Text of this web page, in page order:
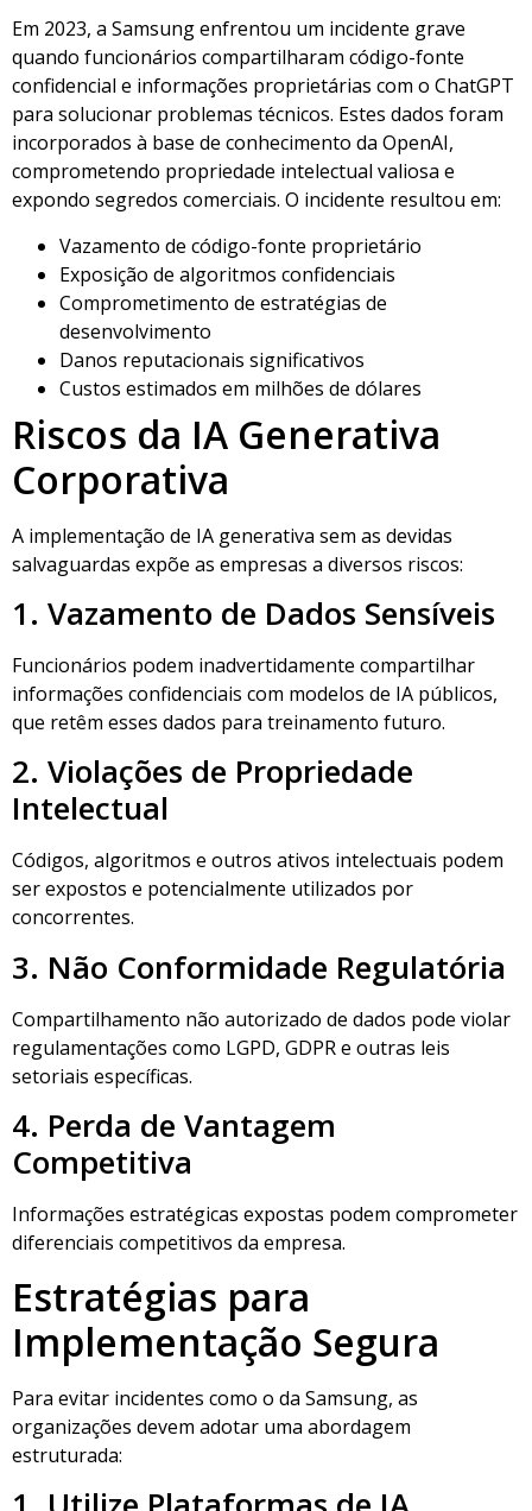
Em 2023, a Samsung enfrentou um incidente grave
quando funcionários compartilharam código-fonte
confidencial e informações proprietárias com o ChatGPT
para solucionar problemas técnicos. Estes dados foram
incorporados à base de conhecimento da OpenAI,
comprometendo propriedade intelectual valiosa e
expondo segredos comerciais. O incidente resultou em:
Vazamento de código-fonte proprietário
Exposição de algoritmos confidenciais
Comprometimento de estratégias de
desenvolvimento
Danos reputacionais significativos
Custos estimados em milhões de dólares
Riscos da IA Generativa
Corporativa
A implementação de IA generativa sem as devidas
salvaguardas expõe as empresas a diversos riscos:
1. Vazamento de Dados Sensíveis
Funcionários podem inadvertidamente compartilhar
informações confidenciais com modelos de IA públicos,
que retêm esses dados para treinamento futuro.
2. Violações de Propriedade
Intelectual
Códigos, algoritmos e outros ativos intelectuais podem
ser expostos e potencialmente utilizados por
concorrentes.
3. Não Conformidade Regulatória
Compartilhamento não autorizado de dados pode violar
regulamentações como LGPD, GDPR e outras leis
setoriais específicas.
4. Perda de Vantagem
Competitiva
Informações estratégicas expostas podem comprometer
diferenciais competitivos da empresa.
Estratégias para
Implementação Segura
Para evitar incidentes como o da Samsung, as
organizações devem adotar uma abordagem
estruturada: